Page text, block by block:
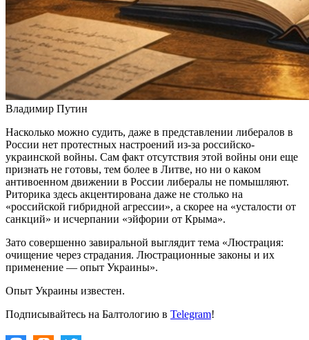
Владимир Путин
Насколько можно судить, даже в представлении либералов в
России нет протестных настроений из-за российско-
украинской войны. Сам факт отсутствия этой войны они еще
признать не готовы, тем более в Литве, но ни о каком
антивоенном движении в России либералы не помышляют.
Риторика здесь акцентирована даже не столько на
«российской гибридной агрессии», а скорее на «усталости от
санкций» и исчерпании «эйфории от Крыма».
Зато совершенно завиральной выглядит тема «Люстрация:
очищение через страдания. Люстрационные законы и их
применение — опыт Украины».
Опыт Украины известен.
Подписывайтесь на Балтологию в Telegram!